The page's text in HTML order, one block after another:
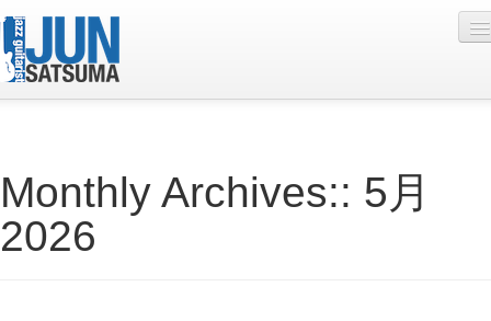
Live Schedule
Discography
Monthly Archives:: 5月
2026